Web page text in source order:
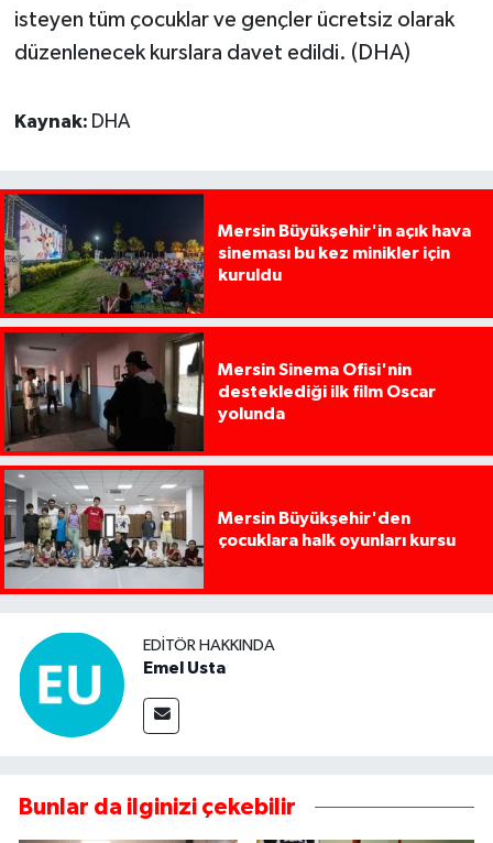
isteyen tüm çocuklar ve gençler ücretsiz olarak
düzenlenecek kurslara davet edildi. (DHA)
Kaynak: DHA
Mersin Büyükşehir'in açık hava
sineması bu kez minikler için
kuruldu
Mersin Sinema Ofisi'nin
desteklediği ilk film Oscar
yolunda
Mersin Büyükşehir'den
çocuklara halk oyunları kursu
EDITÖR HAKKINDA
Emel Usta
Bunlar da ilginizi çekebilir